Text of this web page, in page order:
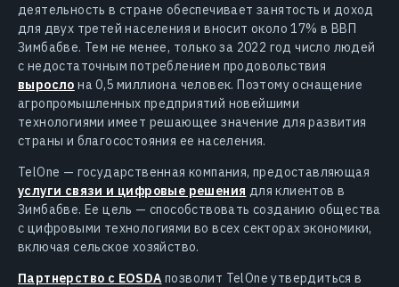
деятельность в стране обеспечивает занятость и доход
для двух третей населения и вносит около 17% в ВВП
Зимбабве. Тем не менее, только за 2022 год число людей
с недостаточным потреблением продовольствия
выросло на 0,5 миллиона человек. Поэтому оснащение
агропромышленных предприятий новейшими
технологиями имеет решающее значение для развития
страны и благосостояния ее населения.
TelOne — государственная компания, предоставляющая
услуги связи и цифровые решения для клиентов в
Зимбабве. Ее цель — способствовать созданию общества
с цифровыми технологиями во всех секторах экономики,
включая сельское хозяйство.
Партнерство с EOSDA позволит TelOne утвердиться в